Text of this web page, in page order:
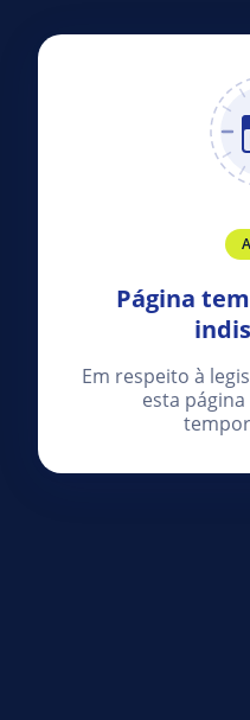
Página
Em respeito à
esta